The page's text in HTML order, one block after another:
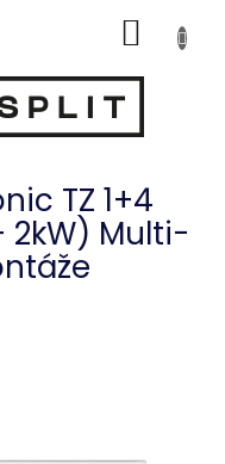
KOŠÍK
TZ 1+4
2kW) Multi-